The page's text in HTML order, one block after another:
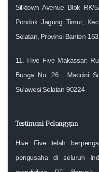
Silktown Avenue Blok RK/
Pondok Jagung Timur,
Selatan, Provinsi Banten
11. Hive Five Makassar:
Bunga No. 26 , Maccini
Sulawesi Selatan 90224
Testimoni Pelanggan
Hive Five telah
pengusaha di seluruh